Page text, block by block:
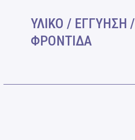
ΥΛΙΚΟ / ΕΓΓΥΗΣΗ /
ΦΡΟΝΤΙΔΑ